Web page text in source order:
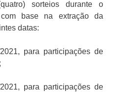
sorteios durante o
base na extração da
datas:
para participações de
para participações de